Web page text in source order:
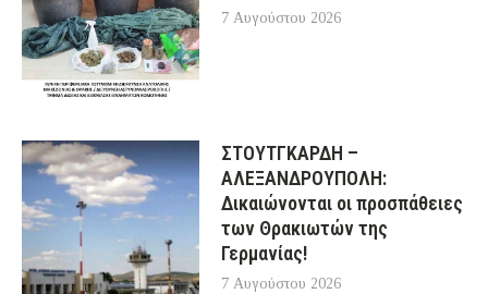
7 Αυγούστου 2026
ΣΤΟΥΤΓΚΑΡΔΗ –
ΑΛΕΞΑΝΔΡΟΥΠΟΛΗ:
Δικαιώνονται οι προσπάθειες
των Θρακιωτών της
Γερμανίας!
7 Αυγούστου 2026